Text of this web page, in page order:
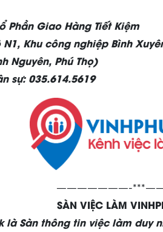
Phần Giao Hàng Tiết Kiệm
Khu công nghiệp Bình
Nguyên, Phú Thọ)
sự: 035.614.5619
———————-
SÀN VIỆC LÀM
là Sàn thông tin việc làm duy